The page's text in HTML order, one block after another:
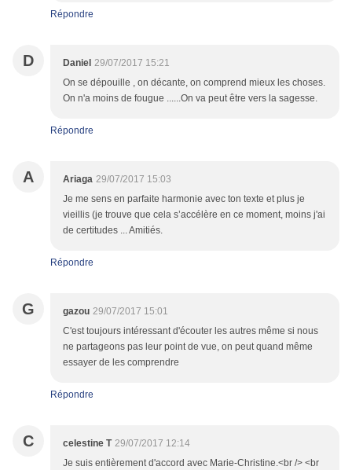
Répondre
D Daniel 29/07/2017 15:21
On se dépouille , on décante, on comprend mieux les choses.
On n'a moins de fougue ......On va peut être vers la sagesse.
Répondre
A Ariaga 29/07/2017 15:03
Je me sens en parfaite harmonie avec ton texte et plus je
vieillis (je trouve que cela s’accélère en ce moment, moins j'ai
de certitudes ... Amitiés.
Répondre
G gazou 29/07/2017 15:01
C'est toujours intéressant d'écouter les autres même si nous
ne partageons pas leur point de vue, on peut quand même
essayer de les comprendre
Répondre
C celestine T 29/07/2017 12:14
Je suis entièrement d'accord avec Marie-Christine.<br /> <br